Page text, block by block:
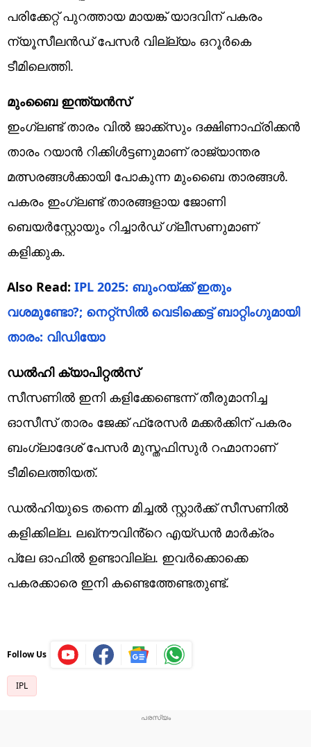
പരിക്കേറ്റ് പുറത്തായ മായങ്ക് യാദവിന് പകരം
ന്യൂസീലൻഡ് പേസർ വില്ല്യം ഒറൂർകെ
ടീമിലെത്തി.
മുംബൈ ഇന്ത്യൻസ്
ഇംഗ്ലണ്ട് താരം വിൽ ജാക്ക്സും ദക്ഷിണാഫ്രിക്കൻ
താരം റയാൻ റിക്കിൾട്ടണുമാണ് രാജ്യാന്തര
മത്സരങ്ങൾക്കായി പോകുന്ന മുംബൈ താരങ്ങൾ.
പകരം ഇംഗ്ലണ്ട് താരങ്ങളായ ജോണി
ബെയർസ്റ്റോയും റിച്ചാർഡ് ഗ്ലീസണുമാണ്
കളിക്കുക.
Also Read: IPL 2025: ബുംറയ്ക്ക് ഇതും
വശമുണ്ടോ?; നെറ്റ്സിൽ വെടിക്കെട്ട് ബാറ്റിംഗുമായി
താരം: വിഡിയോ
ഡൽഹി ക്യാപിറ്റൽസ്
സീസണിൽ ഇനി കളിക്കേണ്ടെന്ന് തീരുമാനിച്ച
ഓസീസ് താരം ജേക്ക് ഫ്രേസർ മക്കർക്കിന് പകരം
ബംഗ്ലാദേശ് പേസർ മുസ്തഫിസുർ റഹ്മാനാണ്
ടീമിലെത്തിയത്.
ഡൽഹിയുടെ തന്നെ മിച്ചൽ സ്റ്റാർക്ക് സീസണിൽ
കളിക്കില്ല. ലഖ്നൗവിൻ്റെ എയ്ഡൻ മാർക്രം
പ്ലേ ഓഫിൽ ഉണ്ടാവില്ല. ഇവർക്കൊക്കെ
പകരക്കാരെ ഇനി കണ്ടെത്തേണ്ടതുണ്ട്.
Follow Us
IPL